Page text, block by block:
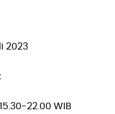
2023
22.00 WIB